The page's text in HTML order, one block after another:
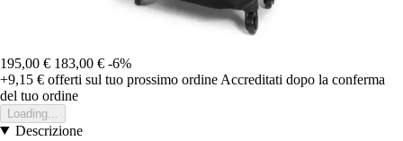
195,00 € 183,00 € -6%
+9,15 € offerti sul tuo prossimo ordine Accreditati dopo la conferma
del tuo ordine
Loading...
Descrizione